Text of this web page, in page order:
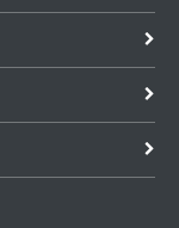
.IP68, option de